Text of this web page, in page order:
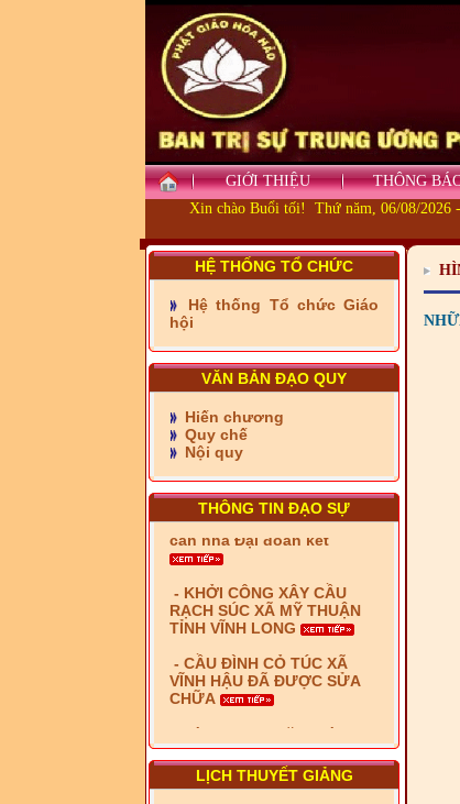
GIỚI THIỆU THÔNG
Xin chào Buổi tối! Thứ năm, 06/08/2026
HỆ THỐNG TỔ CHỨC
Hệ thống Tổ chức Giáo
hội
VĂN BẢN ĐẠO QUY
Hiến chương
Quy chế
Nội quy
THÔNG TIN ĐẠO SỰ
- Những tấm lòng thiện
nguyện vùng biên
PHƯỚC TỈNH ĐỒNG NAI
TIẾP SỨC ĐẾN TRƯỜNG
- Xã Châu Phú khánh
thành cầu Kênh 7 - Nam
kênh Quốc Gia
- Xã Phú Lâm bàn giao 9
căn nhà Đại đoàn kết
- KHỞI CÔNG XÂY CẦU
RẠCH SÚC XÃ MỸ THUẬN
TỈNH VĨNH LONG
- CẦU ĐÌNH CỎ TÚC XÃ
VĨNH HẬU ĐÃ ĐƯỢC SỬA
CHỮA
- Bàn giao 10 căn nhà Đại
đoàn kết cho hộ có hoàn
cảnh khó khăn tại xã Tây
- LỄ RA QUÂN DẬM VÁ,
SỬA CHỮA LỘ GIAO
THÔNG NÔNG THÔN (XÃ
LỊCH THUYẾT GIẢNG